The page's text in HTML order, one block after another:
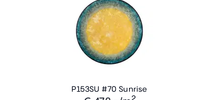
P153SU #70 Sunrise